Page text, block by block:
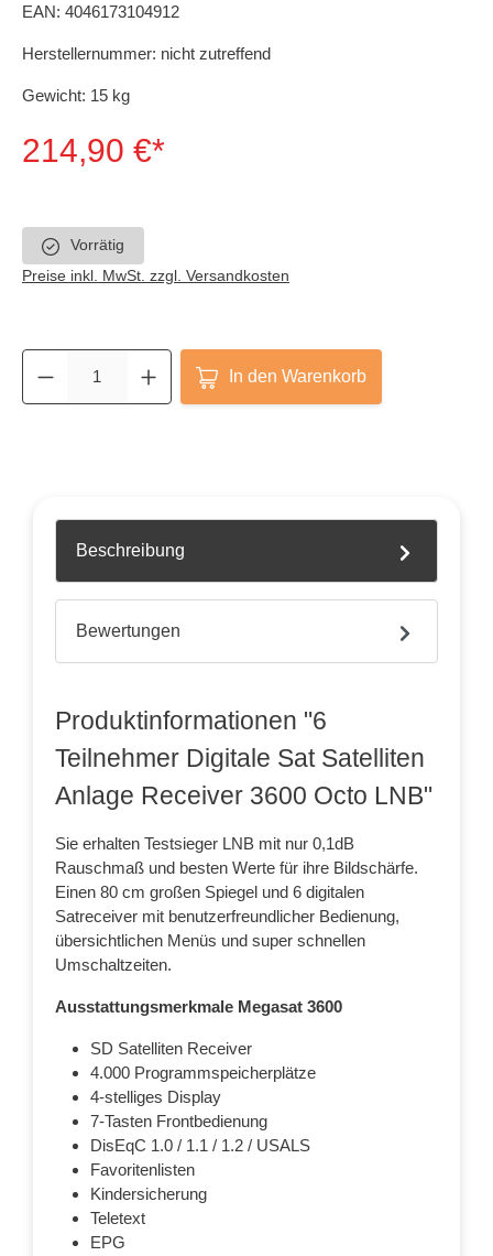
EAN: 4046173104912
Herstellernummer: nicht zutreffend
Gewicht: 15 kg
214,90 €*
Vorrätig
Preise inkl. MwSt. zzgl. Versandkosten
In den Warenkorb
Beschreibung
Bewertungen
Produktinformationen "6
Teilnehmer Digitale Sat Satelliten
Anlage Receiver 3600 Octo LNB"
Sie erhalten Testsieger LNB mit nur 0,1dB
Rauschmaß und besten Werte für ihre Bildschärfe.
Einen 80 cm großen Spiegel und 6 digitalen
Satreceiver mit benutzerfreundlicher Bedienung,
übersichtlichen Menüs und super schnellen
Umschaltzeiten.
Ausstattungsmerkmale Megasat 3600
SD Satelliten Receiver
4.000 Programmspeicherplätze
4-stelliges Display
7-Tasten Frontbedienung
DisEqC 1.0 / 1.1 / 1.2 / USALS
Favoritenlisten
Kindersicherung
Teletext
EPG